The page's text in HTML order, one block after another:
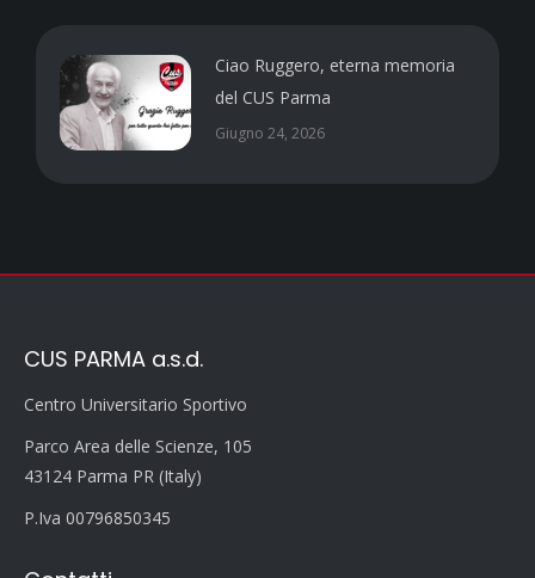
Ciao Ruggero, eterna memoria
del CUS Parma
Giugno 24, 2026
CUS PARMA a.s.d.
Centro Universitario Sportivo
Parco Area delle Scienze, 105
43124 Parma PR (Italy)
P.Iva 00796850345